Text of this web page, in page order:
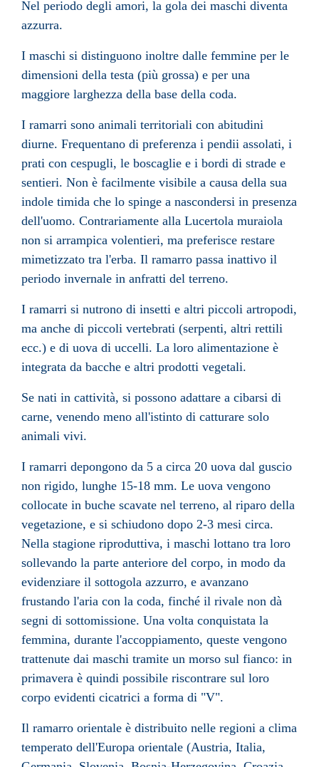
Nel periodo degli amori, la gola dei maschi diventa
azzurra.
I maschi si distinguono inoltre dalle femmine per le
dimensioni della testa (più grossa) e per una
maggiore larghezza della base della coda.
I ramarri sono animali territoriali con abitudini
diurne. Frequentano di preferenza i pendii assolati, i
prati con cespugli, le boscaglie e i bordi di strade e
sentieri. Non è facilmente visibile a causa della sua
indole timida che lo spinge a nascondersi in presenza
dell'uomo. Contrariamente alla Lucertola muraiola
non si arrampica volentieri, ma preferisce restare
mimetizzato tra l'erba. Il ramarro passa inattivo il
periodo invernale in anfratti del terreno.
I ramarri si nutrono di insetti e altri piccoli artropodi,
ma anche di piccoli vertebrati (serpenti, altri rettili
ecc.) e di uova di uccelli. La loro alimentazione è
integrata da bacche e altri prodotti vegetali.
Se nati in cattività, si possono adattare a cibarsi di
carne, venendo meno all'istinto di catturare solo
animali vivi.
I ramarri depongono da 5 a circa 20 uova dal guscio
non rigido, lunghe 15-18 mm. Le uova vengono
collocate in buche scavate nel terreno, al riparo della
vegetazione, e si schiudono dopo 2-3 mesi circa.
Nella stagione riproduttiva, i maschi lottano tra loro
sollevando la parte anteriore del corpo, in modo da
evidenziare il sottogola azzurro, e avanzano
frustando l'aria con la coda, finché il rivale non dà
segni di sottomissione. Una volta conquistata la
femmina, durante l'accoppiamento, queste vengono
trattenute dai maschi tramite un morso sul fianco: in
primavera è quindi possibile riscontrare sul loro
corpo evidenti cicatrici a forma di "V".
Il ramarro orientale è distribuito nelle regioni a clima
temperato dell'Europa orientale (Austria, Italia,